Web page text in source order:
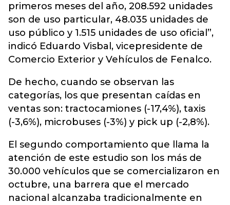
primeros meses del año, 208.592 unidades
son de uso particular, 48.035 unidades de
uso público y 1.515 unidades de uso oficial”,
indicó Eduardo Visbal, vicepresidente de
Comercio Exterior y Vehículos de Fenalco.
De hecho, cuando se observan las
categorías, los que presentan caídas en
ventas son: tractocamiones (-17,4%), taxis
(-3,6%), microbuses (-3%) y pick up (-2,8%).
El segundo comportamiento que llama la
atención de este estudio son los más de
30.000 vehículos que se comercializaron en
octubre, una barrera que el mercado
nacional alcanzaba tradicionalmente en